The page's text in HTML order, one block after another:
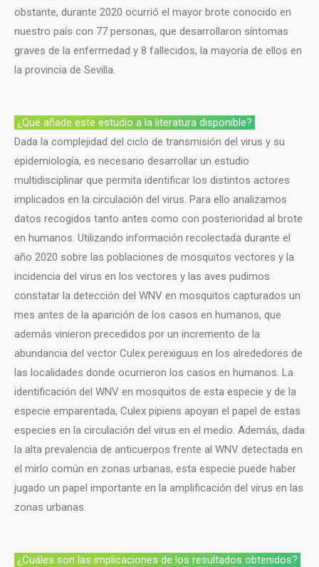
obstante, durante 2020 ocurrió el mayor brote conocido en
nuestro país con 77 personas, que desarrollaron síntomas
graves de la enfermedad y 8 fallecidos, la mayoría de ellos en
la provincia de Sevilla.
¿Qué añade este estudio a la literatura disponible?
Dada la complejidad del ciclo de transmisión del virus y su
epidemiología, es necesario desarrollar un estudio
multidisciplinar que permita identificar los distintos actores
implicados en la circulación del virus. Para ello analizamos
datos recogidos tanto antes como con posterioridad al brote
en humanos. Utilizando información recolectada durante el
año 2020 sobre las poblaciones de mosquitos vectores y la
incidencia del virus en los vectores y las aves pudimos
constatar la detección del WNV en mosquitos capturados un
mes antes de la aparición de los casos en humanos, que
además vinieron precedidos por un incremento de la
abundancia del vector Culex perexiguus en los alrededores de
las localidades donde ocurrieron los casos en humanos. La
identificación del WNV en mosquitos de esta especie y de la
especie emparentada, Culex pipiens apoyan el papel de estas
especies en la circulación del virus en el medio. Además, dada
la alta prevalencia de anticuerpos frente al WNV detectada en
el mirlo común en zonas urbanas, esta especie puede haber
jugado un papel importante en la amplificación del virus en las
zonas urbanas.
¿Cuáles son las implicaciones de los resultados obtenidos?